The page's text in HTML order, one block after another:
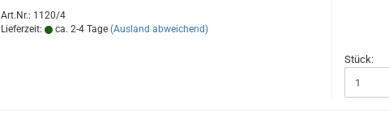
Art.Nr.: 1120/4
Lieferzeit:
ca. 2-4 Tage (Ausland abweichend)
Stück: